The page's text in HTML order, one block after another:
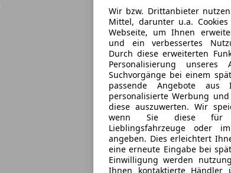
Wir bzw. Drittanbieter
Mittel, darunter u.a.
Webseite, um Ihnen
und ein verbessertes
Durch diese erweiterten
Personalisierung
Suchvorgänge bei einem
passende Angebote
personalisierte Werbung
diese auszuwerten. Wir
wenn Sie diese für
Lieblingsfahrzeuge oder
angeben. Dies erleichtert
eine erneute Eingabe bei
Einwilligung werden
Ihnen kontaktierte Händler